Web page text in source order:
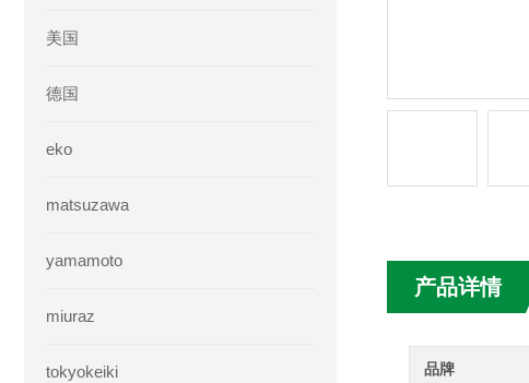
美国
德国
eko
matsuzawa
yamamoto
miuraz
tokyokeiki
产品详情
品牌